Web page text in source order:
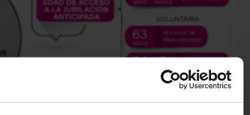
en 2024
En 2024 los requisitos para
jubilación anticipada han cambiado. A...